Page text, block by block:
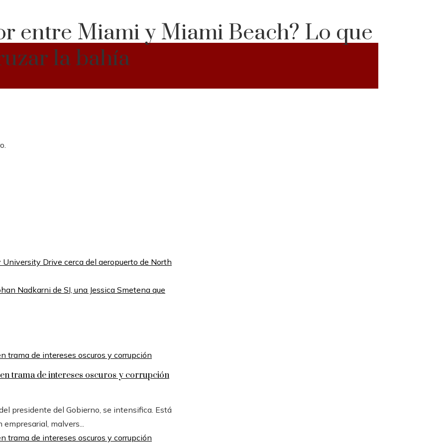
entre Miami y Miami Beach? Lo que
la bahía
Drive cerca del aeropuerto de North
Nadkarni de SI, una Jessica Smetena que
trama de intereses oscuros y corrupción
presidente del Gobierno, se intensifica. Está
malvers...